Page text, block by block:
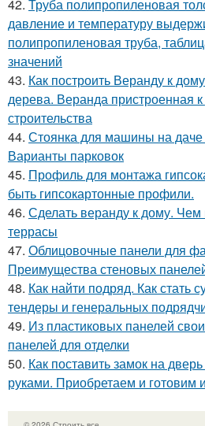
42. Труба полипропиленовая
давление и температуру
полипропиленовая труба,
значений
43. Как построить Веранду к
дерева. Веранда пристроенная
строительства
44. Стоянка для машины на
Варианты парковок
45. Профиль для монтажа
быть гипсокартонные профили.
46. Сделать веранду к дому. Чем
террасы
47. Облицовочные панели для
Преимущества стеновых
48. Как найти подряд. Как стать
тендеры и генеральных
49. Из пластиковых панелей
панелей для отделки
50. Как поставить замок на
руками. Приобретаем и готовим